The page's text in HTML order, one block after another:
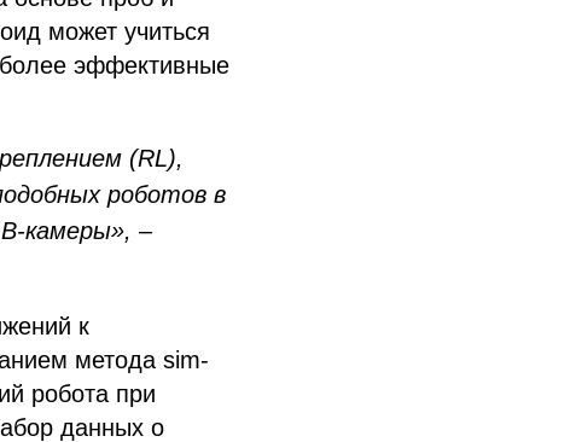
может учиться
эффективные
(RL),
роботов в
камеры», –
к
метода sim-
робота при
данных о